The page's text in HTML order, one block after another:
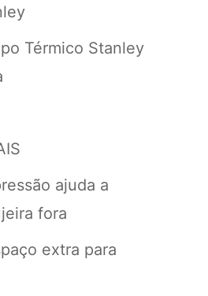
Térmico Stanley
ajuda a
fora
extra para